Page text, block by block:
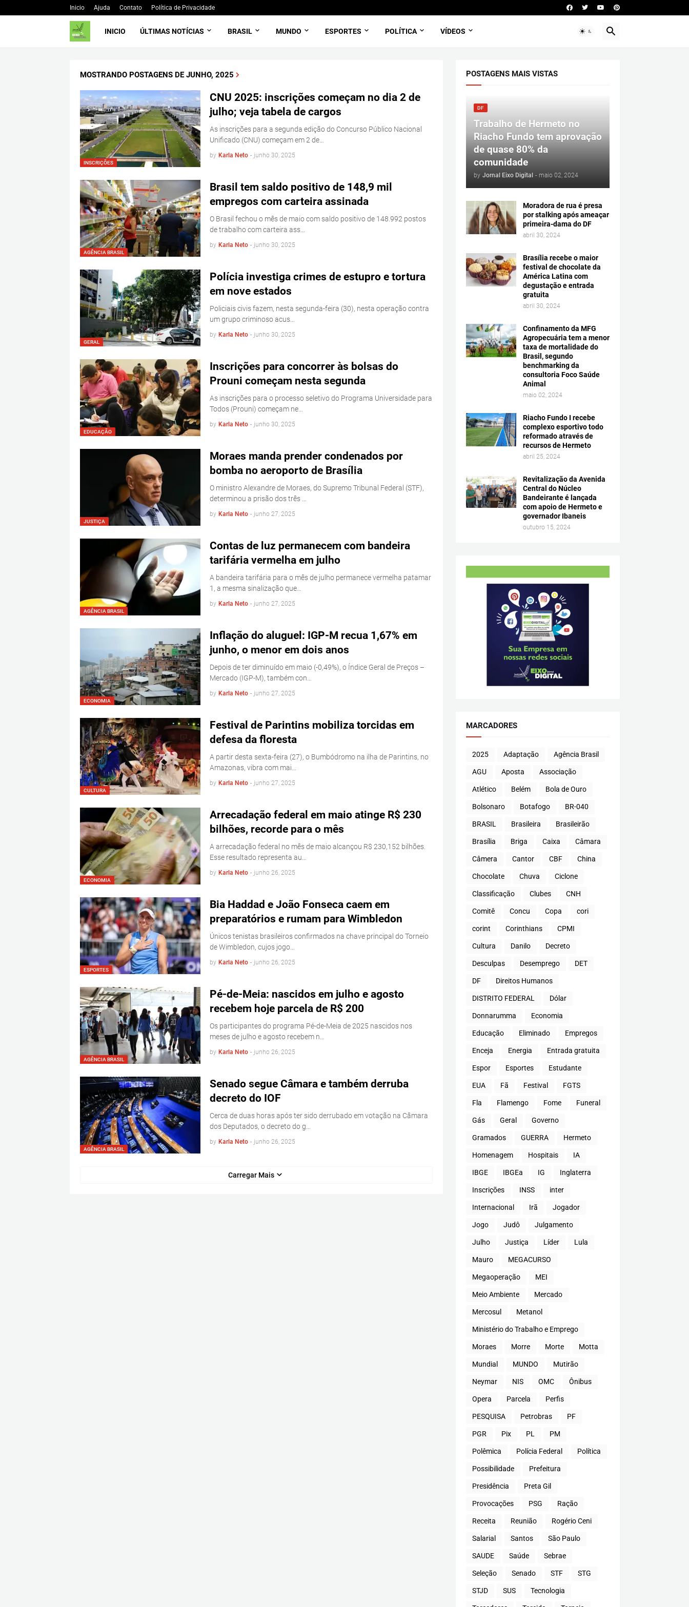
Inicio Ajuda Contato Política de Privacidade
INICIO ÚLTIMAS NOTÍCIAS BRASIL MUNDO ESPORTES POLÍTICA VÍDEOS
MOSTRANDO POSTAGENS DE JUNHO, 2025
INSCRIÇÕES
CNU 2025: inscrições começam no dia 2 de
julho; veja tabela de cargos
As inscrições para a segunda edição do Concurso Público Nacional
Unificado (CNU) começam em 2 de…
by Karla Neto - junho 30, 2025
AGÊNCIA BRASIL
Brasil tem saldo positivo de 148,9 mil
empregos com carteira assinada
O Brasil fechou o mês de maio com saldo positivo de 148.992 postos
de trabalho com carteira ass…
by Karla Neto - junho 30, 2025
GERAL
Polícia investiga crimes de estupro e tortura
em nove estados
Policiais civis fazem, nesta segunda-feira (30), nesta operação contra
um grupo criminoso acus…
by Karla Neto - junho 30, 2025
EDUCAÇÃO
Inscrições para concorrer às bolsas do
Prouni começam nesta segunda
As inscrições para o processo seletivo do Programa Universidade para
Todos (Prouni) começam ne…
by Karla Neto - junho 30, 2025
JUSTIÇA
Moraes manda prender condenados por
bomba no aeroporto de Brasília
O ministro Alexandre de Moraes, do Supremo Tribunal Federal (STF),
determinou a prisão dos três …
by Karla Neto - junho 27, 2025
AGÊNCIA BRASIL
Contas de luz permanecem com bandeira
tarifária vermelha em julho
A bandeira tarifária para o mês de julho permanece vermelha patamar
1, a mesma sinalização que…
by Karla Neto - junho 27, 2025
ECONOMIA
Inflação do aluguel: IGP-M recua 1,67% em
junho, o menor em dois anos
Depois de ter diminuído em maio (-0,49%), o Índice Geral de Preços –
Mercado (IGP-M), também con…
by Karla Neto - junho 27, 2025
CULTURA
Festival de Parintins mobiliza torcidas em
defesa da floresta
A partir desta sexta-feira (27), o Bumbódromo na ilha de Parintins, no
Amazonas, vibra com mai…
by Karla Neto - junho 27, 2025
ECONOMIA
Arrecadação federal em maio atinge R$ 230
bilhões, recorde para o mês
A arrecadação federal no mês de maio alcançou R$ 230,152 bilhões.
Esse resultado representa au…
by Karla Neto - junho 26, 2025
ESPORTES
Bia Haddad e João Fonseca caem em
preparatórios e rumam para Wimbledon
Únicos tenistas brasileiros confirmados na chave principal do Torneio
de Wimbledon, cujos jogo…
by Karla Neto - junho 26, 2025
AGÊNCIA BRASIL
Pé-de-Meia: nascidos em julho e agosto
recebem hoje parcela de R$ 200
Os participantes do programa Pé-de-Meia de 2025 nascidos nos
meses de julho e agosto recebem n…
by Karla Neto - junho 26, 2025
AGÊNCIA BRASIL
Senado segue Câmara e também derruba
decreto do IOF
Cerca de duas horas após ter sido derrubado em votação na Câmara
dos Deputados, o decreto do g…
by Karla Neto - junho 26, 2025
Carregar Mais
POSTAGENS MAIS VISTAS
DF
Trabalho de Hermeto no
Riacho Fundo tem aprovação
de quase 80% da
comunidade
by Jornal Eixo Digital - maio 02, 2024
Moradora de rua é presa
por stalking após ameaçar
primeira-dama do DF
abril 30, 2024
Brasília recebe o maior
festival de chocolate da
América Latina com
degustação e entrada
gratuita
abril 30, 2024
Confinamento da MFG
Agropecuária tem a menor
taxa de mortalidade do
Brasil, segundo
benchmarking da
consultoria Foco Saúde
Animal
maio 02, 2024
Riacho Fundo I recebe
complexo esportivo todo
reformado através de
recursos de Hermeto
abril 25, 2024
Revitalização da Avenida
Central do Núcleo
Bandeirante é lançada
com apoio de Hermeto e
governador Ibaneis
outubro 15, 2024
MARCADORES
2025 Adaptação Agência Brasil
AGU Aposta Associação
Atlético Belém Bola de Ouro
Bolsonaro Botafogo BR-040
BRASIL Brasileira Brasileirão
Brasília Briga Caixa Câmara
Câmera Cantor CBF China
Chocolate Chuva Ciclone
Classificação Clubes CNH
Comitê Concu Copa cori
corint Corinthians CPMI
Cultura Danilo Decreto
Desculpas Desemprego DET
DF Direitos Humanos
DISTRITO FEDERAL Dólar
Donnarumma Economia
Educação Eliminado Empregos
Enceja Energia Entrada gratuita
Espor Esportes Estudante
EUA Fã Festival FGTS
Fla Flamengo Fome Funeral
Gás Geral Governo
Gramados GUERRA Hermeto
Homenagem Hospitais IA
IBGE IBGEa IG Inglaterra
Inscrições INSS inter
Internacional Irã Jogador
Jogo Judô Julgamento
Julho Justiça Líder Lula
Mauro MEGACURSO
Megaoperação MEI
Meio Ambiente Mercado
Mercosul Metanol
Ministério do Trabalho e Emprego
Moraes Morre Morte Motta
Mundial MUNDO Mutirão
Neymar NIS OMC Ônibus
Opera Parcela Perfis
PESQUISA Petrobras PF
PGR Pix PL PM
Polêmica Polícia Federal Política
Possibilidade Prefeitura
Presidência Preta Gil
Provocações PSG Ração
Receita Reunião Rogério Ceni
Salarial Santos São Paulo
SAUDE Saúde Sebrae
Seleção Senado STF STG
STJD SUS Tecnologia